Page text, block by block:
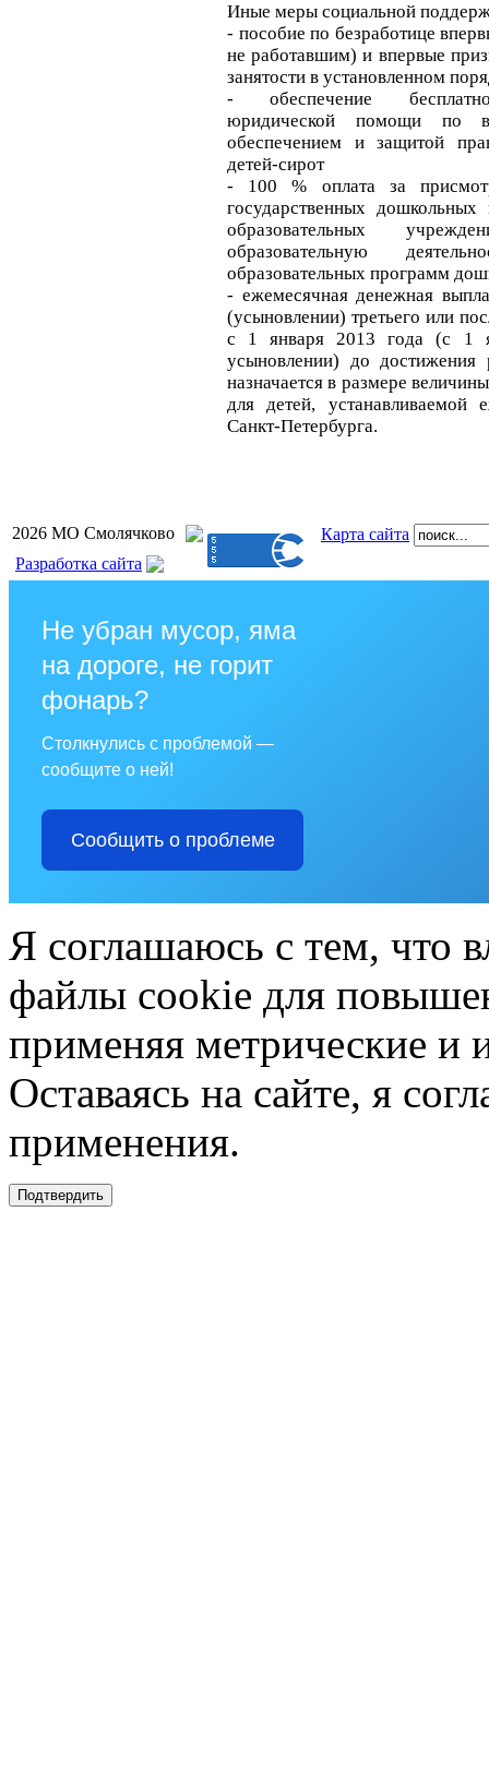
Иные меры социальной
- пособие по безработице
не работавшим) и впервые
занятости в установленном
- обеспечение
юридической помощи по
обеспечением и защитой
детей-сирот
- 100 % оплата за
государственных
образовательных
образовательную
образовательных программ
- ежемесячная денежная
(усыновлении) третьего или
с 1 января 2013 года (с 1
усыновлении) до достижения
назначается в размере
для детей, устанавливаемой
Санкт-Петербурга.
2026 МО Смолячково
Карта сайта
Разработка сайта
Не убран мусор, яма
на дороге, не горит
фонарь?
Столкнулись с проблемой —
сообщите о ней!
Сообщить о проблеме
Я соглашаюсь с тем, что
файлы cookie для
применяя метрические и
Оставаясь на сайте, я
применения.
Подтвердить